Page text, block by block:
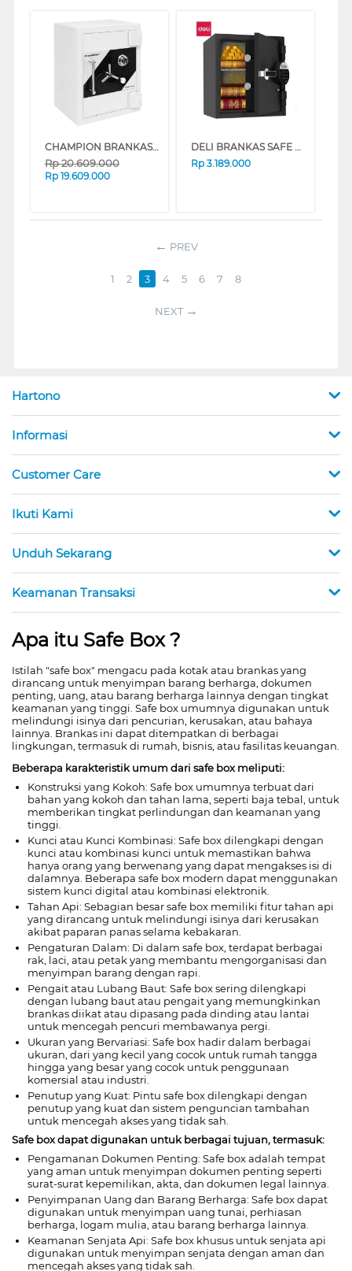
CHAMPION BRANKAS SAFE BOX KINGER 3
Rp20.609.000
Rp 19.609.000
DELI BRANKAS SAFE BOX ET581 DIGITAL BLACK
Rp 3.189.000
PREV
1 2 3 4 5 6 7 8
NEXT
Hartono
Informasi
Customer Care
Ikuti Kami
Unduh Sekarang
Keamanan Transaksi
Apa itu Safe Box ?
Istilah "safe box" mengacu pada kotak atau brankas yang
dirancang untuk menyimpan barang berharga, dokumen
penting, uang, atau barang berharga lainnya dengan tingkat
keamanan yang tinggi. Safe box umumnya digunakan untuk
melindungi isinya dari pencurian, kerusakan, atau bahaya
lainnya. Brankas ini dapat ditempatkan di berbagai
lingkungan, termasuk di rumah, bisnis, atau fasilitas keuangan.
Beberapa karakteristik umum dari safe box meliputi:
Konstruksi yang Kokoh: Safe box umumnya terbuat dari
bahan yang kokoh dan tahan lama, seperti baja tebal, untuk
memberikan tingkat perlindungan dan keamanan yang
tinggi.
Kunci atau Kunci Kombinasi: Safe box dilengkapi dengan
kunci atau kombinasi kunci untuk memastikan bahwa
hanya orang yang berwenang yang dapat mengakses isi di
dalamnya. Beberapa safe box modern dapat menggunakan
sistem kunci digital atau kombinasi elektronik.
Tahan Api: Sebagian besar safe box memiliki fitur tahan api
yang dirancang untuk melindungi isinya dari kerusakan
akibat paparan panas selama kebakaran.
Pengaturan Dalam: Di dalam safe box, terdapat berbagai
rak, laci, atau petak yang membantu mengorganisasi dan
menyimpan barang dengan rapi.
Pengait atau Lubang Baut: Safe box sering dilengkapi
dengan lubang baut atau pengait yang memungkinkan
brankas diikat atau dipasang pada dinding atau lantai
untuk mencegah pencuri membawanya pergi.
Ukuran yang Bervariasi: Safe box hadir dalam berbagai
ukuran, dari yang kecil yang cocok untuk rumah tangga
hingga yang besar yang cocok untuk penggunaan
komersial atau industri.
Penutup yang Kuat: Pintu safe box dilengkapi dengan
penutup yang kuat dan sistem penguncian tambahan
untuk mencegah akses yang tidak sah.
Safe box dapat digunakan untuk berbagai tujuan, termasuk:
Pengamanan Dokumen Penting: Safe box adalah tempat
yang aman untuk menyimpan dokumen penting seperti
surat-surat kepemilikan, akta, dan dokumen legal lainnya.
Penyimpanan Uang dan Barang Berharga: Safe box dapat
digunakan untuk menyimpan uang tunai, perhiasan
berharga, logam mulia, atau barang berharga lainnya.
Keamanan Senjata Api: Safe box khusus untuk senjata api
digunakan untuk menyimpan senjata dengan aman dan
mencegah akses yang tidak sah.